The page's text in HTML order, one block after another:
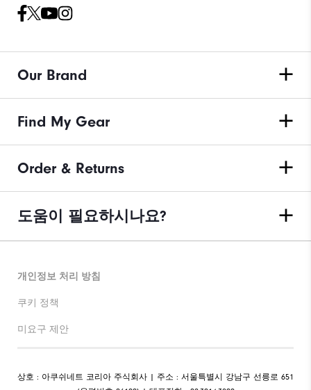
Our Brand
Find My Gear
Order & Returns
도움이 필요하시나요?
개인정보 처리 방침
쿠키 정책
미요구 제안
상호 : 아쿠쉬네트 코리아 주식회사 | 주소 : 서울특별시 강남구 선릉로 651